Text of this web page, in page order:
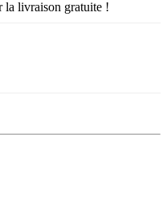
la livraison gratuite !